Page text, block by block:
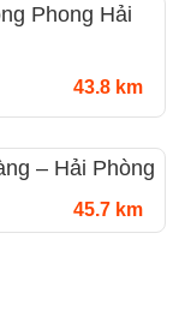
Phong Hải
43.8 km
– Hải Phòng
45.7 km